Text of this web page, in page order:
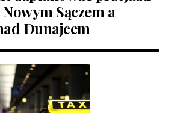
Sączem a
Dunajcem